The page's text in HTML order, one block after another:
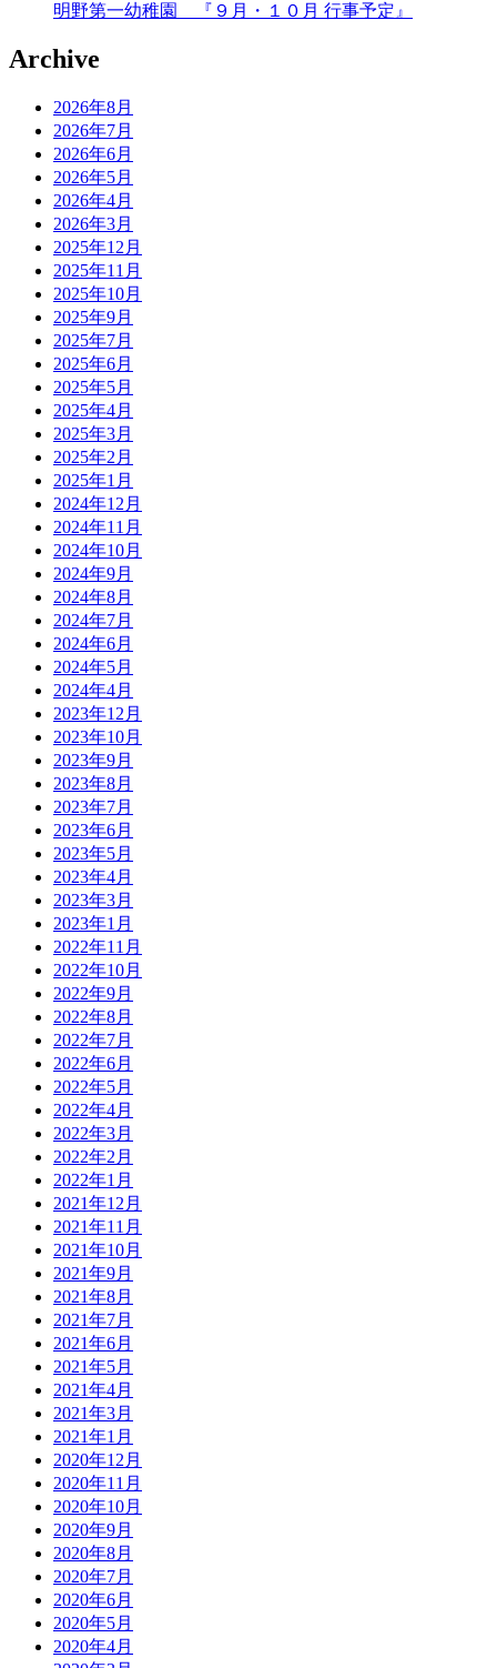
明野第一幼稚園 『９月・１０月 行事予定』
Archive
2026年8月
2026年7月
2026年6月
2026年5月
2026年4月
2026年3月
2025年12月
2025年11月
2025年10月
2025年9月
2025年7月
2025年6月
2025年5月
2025年4月
2025年3月
2025年2月
2025年1月
2024年12月
2024年11月
2024年10月
2024年9月
2024年8月
2024年7月
2024年6月
2024年5月
2024年4月
2023年12月
2023年10月
2023年9月
2023年8月
2023年7月
2023年6月
2023年5月
2023年4月
2023年3月
2023年1月
2022年11月
2022年10月
2022年9月
2022年8月
2022年7月
2022年6月
2022年5月
2022年4月
2022年3月
2022年2月
2022年1月
2021年12月
2021年11月
2021年10月
2021年9月
2021年8月
2021年7月
2021年6月
2021年5月
2021年4月
2021年3月
2021年1月
2020年12月
2020年11月
2020年10月
2020年9月
2020年8月
2020年7月
2020年6月
2020年5月
2020年4月